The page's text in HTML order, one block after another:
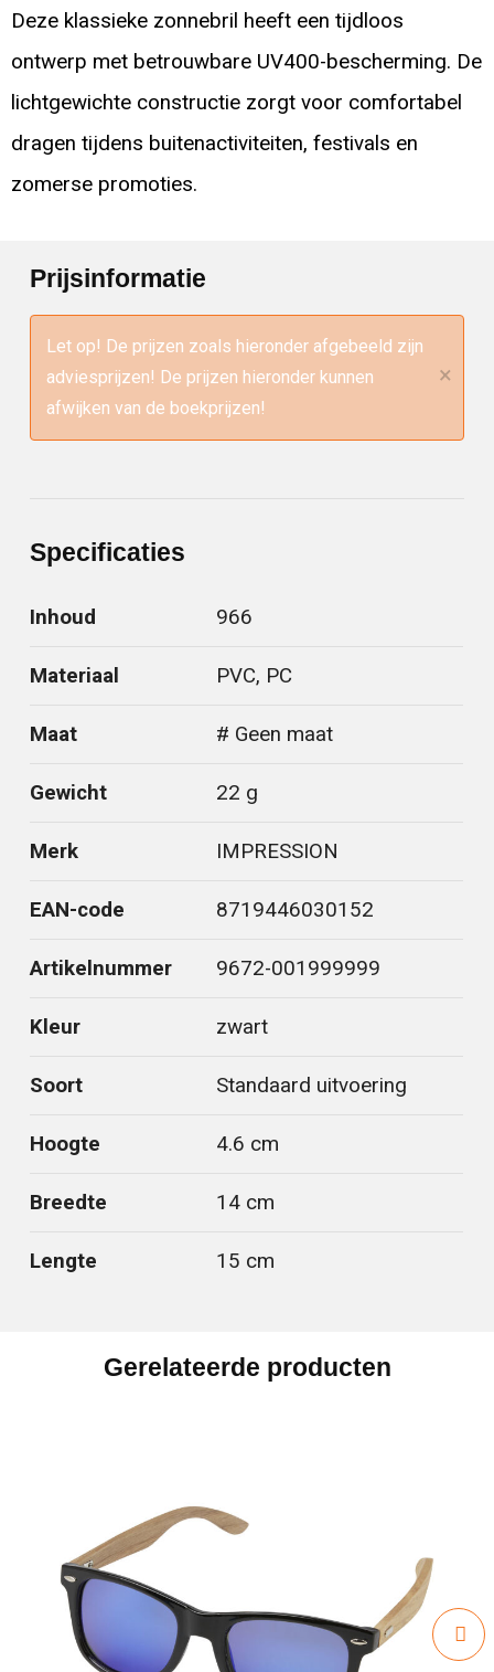
Deze klassieke zonnebril heeft een tijdloos
ontwerp met betrouwbare UV400-bescherming. De
lichtgewichte constructie zorgt voor comfortabel
dragen tijdens buitenactiviteiten, festivals en
zomerse promoties.
Prijsinformatie
Let op! De prijzen zoals hieronder afgebeeld zijn
adviesprijzen! De prijzen hieronder kunnen
afwijken van de boekprijzen!
×
Specificaties
Inhoud 966
Materiaal PVC, PC
Maat # Geen maat
Gewicht 22 g
Merk IMPRESSION
EAN-code 8719446030152
Artikelnummer 9672-001999999
Kleur zwart
Soort Standaard uitvoering
Hoogte 4.6 cm
Breedte 14 cm
Lengte 15 cm
Gerelateerde producten